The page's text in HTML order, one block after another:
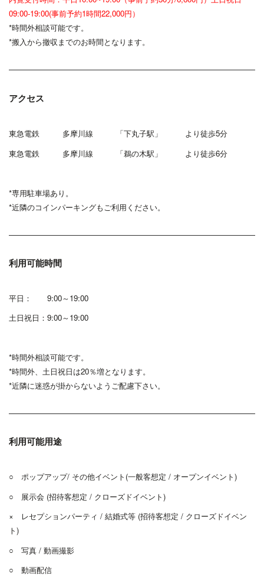
09:00-19:00(事前予約1時間22,000円）
*時間外相談可能です。
*搬入から撤収までのお時間となります。
アクセス
東急電鉄 多摩川線 「下丸子駅」 より徒歩5分
東急電鉄 多摩川線 「鵜の木駅」 より徒歩6分
*専用駐車場あり。
*近隣のコインパーキングもご利用ください。
利用可能時間
平日： 9:00～19:00
土日祝日：9:00～19:00
*時間外相談可能です。
*時間外、土日祝日は20％増となります。
*近隣に迷惑が掛からないようご配慮下さい。
利用可能用途
○ ポップアップ/ その他イベント(一般客想定 / オープンイベント)
○ 展示会 (招待客想定 / クローズドイベント)
× レセプションパーティ / 結婚式等 (招待客想定 / クローズドイベン
ト)
○ 写真 / 動画撮影
○ 動画配信